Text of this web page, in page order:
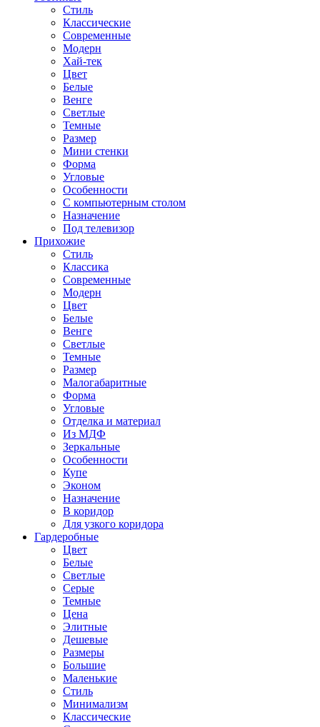
Стиль
Классические
Современные
Модерн
Хай-тек
Цвет
Белые
Венге
Светлые
Темные
Размер
Мини стенки
Форма
Угловые
Особенности
С компьютерным столом
Назначение
Под телевизор
Прихожие
Стиль
Классика
Современные
Модерн
Цвет
Белые
Венге
Светлые
Темные
Размер
Малогабаритные
Форма
Угловые
Отделка и материал
Из МДФ
Зеркальные
Особенности
Купе
Эконом
Назначение
В коридор
Для узкого коридора
Гардеробные
Цвет
Белые
Светлые
Серые
Темные
Цена
Элитные
Дешевые
Размеры
Большие
Маленькие
Стиль
Минимализм
Классические